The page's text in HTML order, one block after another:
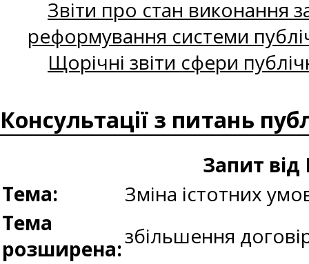
Звіти про стан виконання
реформування системи
Щорічні звіти сфери
Консультації з питань
Запит від
Тема:
Зміна істотних
Тема
розширена:збільшення